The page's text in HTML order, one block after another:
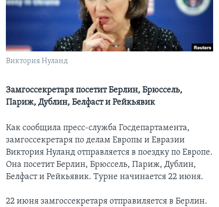
Learning English
СОЦИАЛЬНЫЕ СЕТИ
Языки
Виктория Нуланд
Замгоссекретаря посетит Берлин, Брюссель,
Париж, Дублин, Белфаст и Рейкьявик
Как сообщила пресс-служба Госдепартамента,
замгоссекретаря по делам Европы и Евразии
Виктория Нуланд отправляется в поездку по Европе.
Она посетит Берлин, Брюссель, Париж, Дублин,
Белфаст и Рейкьявик. Турне начинается 22 июня.
22 июня замгоссекретаря отправиляется в Берлин.